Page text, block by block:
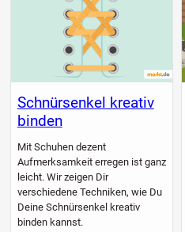
Schnürsenkel kreativ
binden
Mit Schuhen dezent
Aufmerksamkeit erregen ist ganz
leicht. Wir zeigen Dir
verschiedene Techniken, wie Du
Deine Schnürsenkel kreativ
binden kannst.